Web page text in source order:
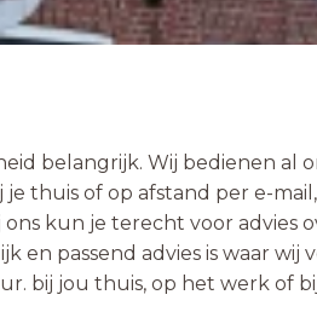
belangrijk. Wij bedienen al
thuis of op afstand per e-
kun je terecht voor advies
passend advies is waar wij
bij jou thuis, op het werk of